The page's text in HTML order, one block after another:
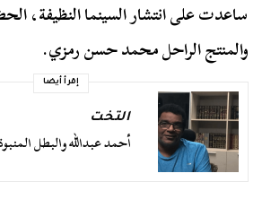
ساعدت على انتشار السينما النظيفة،
والمنتج الراحل محمد حسن رمزي.
إقرأ أيضا
التخت
أحمد عبدالله والبطل